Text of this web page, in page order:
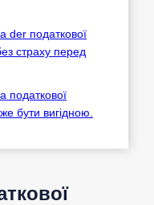
der податкової
страху перед
податкової
бути вигідною.